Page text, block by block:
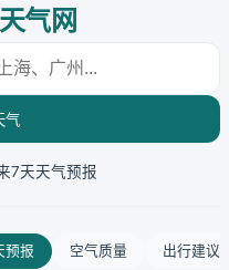
气网
气
7天天气预报
预报 空气质量 出行建议